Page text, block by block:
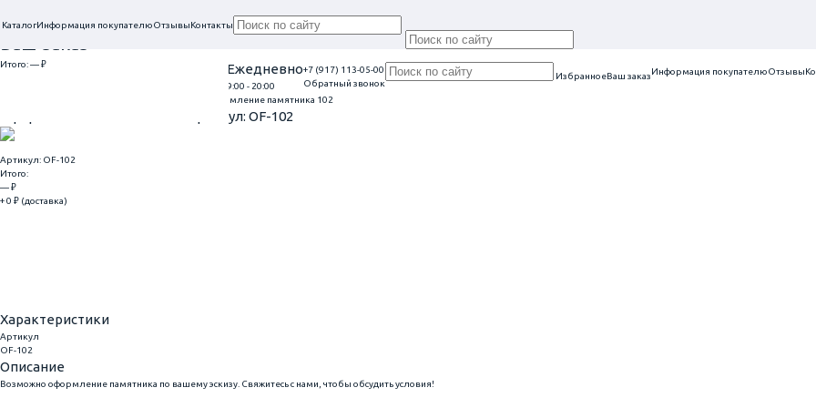
КаталогИнформация покупателюОтзывыКонтакты
Итого:— ₽
Проконсультируем в нашем офисе Ежедневно
9:00 - 20:00
+7 (917) 113-05-00
Обратный звонок
ИзбранноеВаш заказИнформация покупателюОтзывы
Оформление памятника 102
Артикул: OF-102
Артикул: OF-102
Итого:
— ₽
+ 0 ₽ (доставка)
Характеристики
Артикул
OF-102
Описание
Возможно оформление памятника по вашему эскизу. Свяжитесь с нами, чтобы обсудить условия!